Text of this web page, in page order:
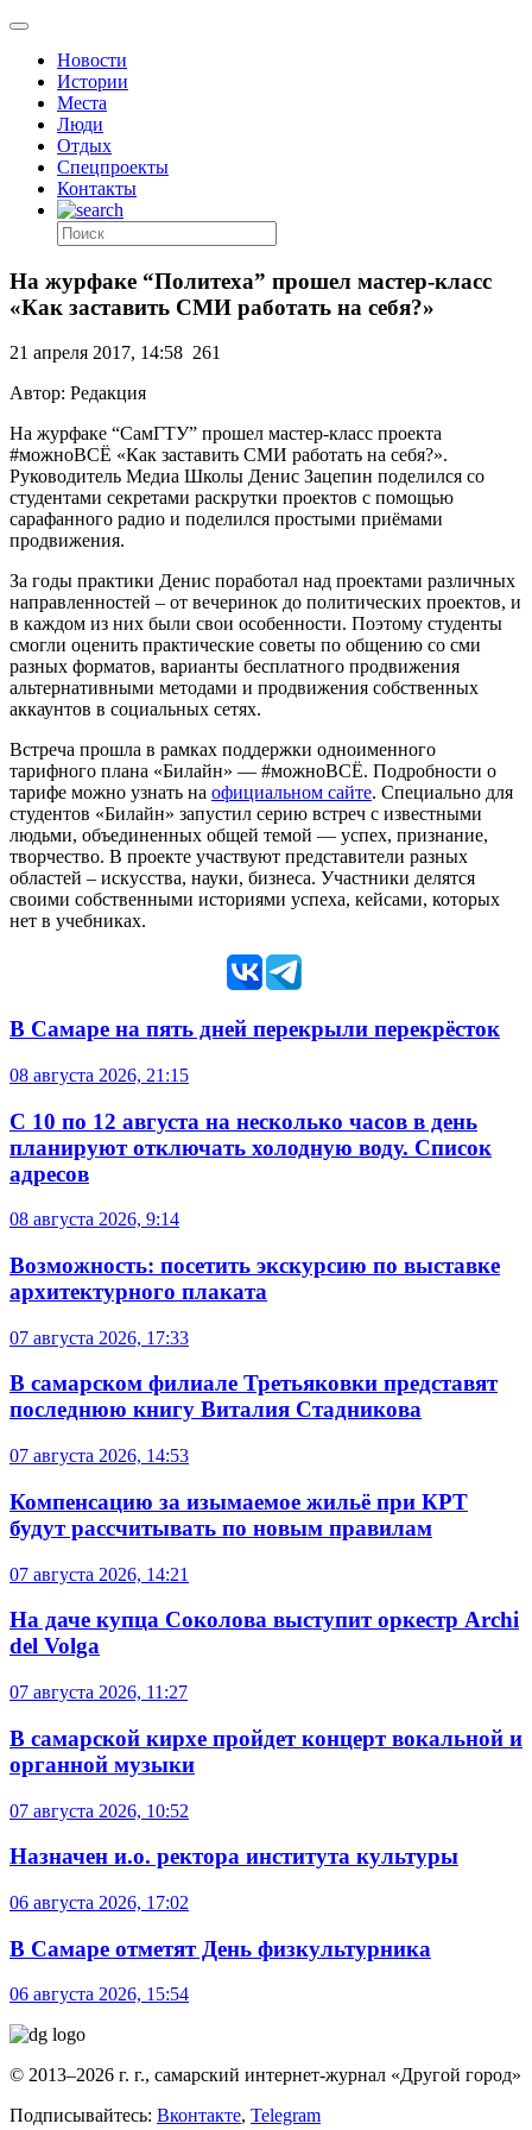
Новости
Истории
Места
Люди
Отдых
Спецпроекты
Контакты
На журфаке “Политеха” прошел мастер-класс
«Как заставить СМИ работать на себя?»
21 апреля 2017, 14:58 261
Автор: Редакция
На журфаке “СамГТУ” прошел мастер-класс проекта
#можноВСЁ «Как заставить СМИ работать на себя?».
Руководитель Медиа Школы Денис Зацепин поделился со
студентами секретами раскрутки проектов с помощью
сарафанного радио и поделился простыми приёмами
продвижения.
За годы практики Денис поработал над проектами различных
направленностей – от вечеринок до политических проектов, и
в каждом из них были свои особенности. Поэтому студенты
смогли оценить практические советы по общению со сми
разных форматов, варианты бесплатного продвижения
альтернативными методами и продвижения собственных
аккаунтов в социальных сетях.
Встреча прошла в рамках поддержки одноименного
тарифного плана «Билайн» — #можноВСЁ. Подробности о
тарифе можно узнать на официальном сайте. Специально для
студентов «Билайн» запустил серию встреч с известными
людьми, объединенных общей темой — успех, признание,
творчество. В проекте участвуют представители разных
областей – искусства, науки, бизнеса. Участники делятся
своими собственными историями успеха, кейсами, которых
нет в учебниках.
В Самаре на пять дней перекрыли перекрёсток
08 августа 2026, 21:15
С 10 по 12 августа на несколько часов в день
планируют отключать холодную воду. Список
адресов
08 августа 2026, 9:14
Возможность: посетить экскурсию по выставке
архитектурного плаката
07 августа 2026, 17:33
В самарском филиале Третьяковки представят
последнюю книгу Виталия Стадникова
07 августа 2026, 14:53
Компенсацию за изымаемое жильё при КРТ
будут рассчитывать по новым правилам
07 августа 2026, 14:21
На даче купца Соколова выступит оркестр Archi
del Volga
07 августа 2026, 11:27
В самарской кирхе пройдет концерт вокальной и
органной музыки
07 августа 2026, 10:52
Назначен и.о. ректора института культуры
06 августа 2026, 17:02
В Самаре отметят День физкультурника
06 августа 2026, 15:54
© 2013–2026 г. г., самарский интернет-журнал «Другой город»
Подписывайтесь: Вконтакте, Telegram